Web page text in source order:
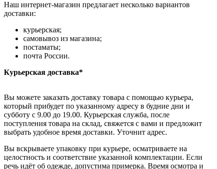
Наш интернет-магазин предлагает несколько вариантов
доставки:
курьерская;
самовывоз из магазина;
постаматы;
почта России.
Курьерская доставка*
Вы можете заказать доставку товара с помощью курьера,
который прибудет по указанному адресу в будние дни и
субботу с 9.00 до 19.00. Курьерская служба, после
поступления товара на склад, свяжется с вами и предложит
выбрать удобное время доставки. Уточнит адрес.
Вы вскрываете упаковку при курьере, осматриваете на
целостность и соответствие указанной комплектации. Если
речь идёт об одежде, допустима примерка. Время осмотра и